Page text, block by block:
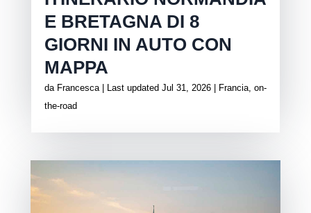
E BRETAGNA DI 8
GIORNI IN AUTO CON
MAPPA
da Francesca| Last updated Jul 31, 2026| Francia, on-
the-road